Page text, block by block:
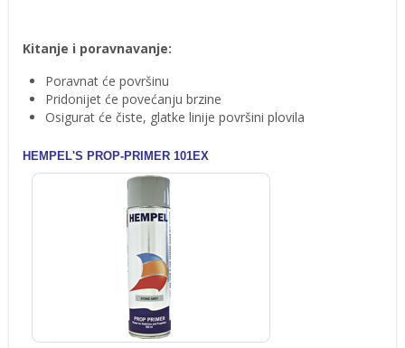
Kitanje i poravnavanje:
Poravnat će površinu
Pridonijet će povećanju brzine
Osigurat će čiste, glatke linije površini plovila
HEMPEL'S PROP-PRIMER 101EX